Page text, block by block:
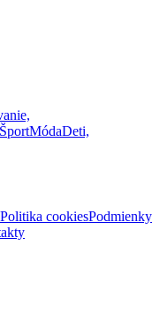
ŠportMódaDeti,
Politika cookiesPodmienky